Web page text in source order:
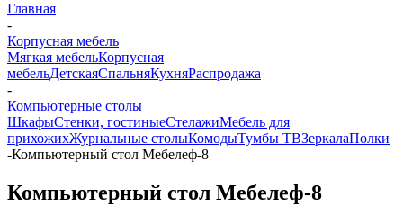
Главная
-
Корпусная мебель
Мягкая мебельКорпусная
мебельДетскаяСпальняКухняРаспродажа
-
Компьютерные столы
ШкафыСтенки, гостиныеСтелажиМебель для
прихожихЖурнальные столыКомодыТумбы ТВЗеркалаПолки
-Компьютерный стол Мебелеф-8
Компьютерный стол Мебелеф-8